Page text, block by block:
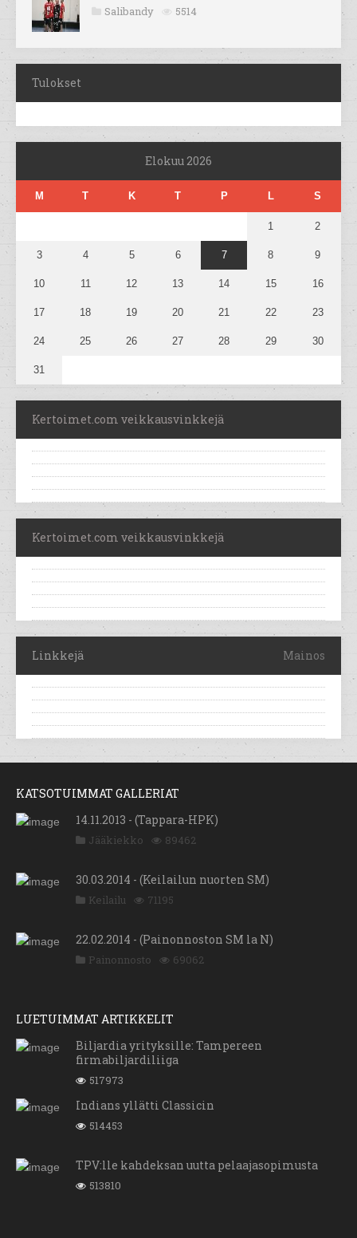
Salibandy 5514
Tulokset
Elokuu 2026
M T K T P L S
1 2
3 4 5 6 7 8 9
10 11 12 13 14 15 16
17 18 19 20 21 22 23
24 25 26 27 28 29 30
31
Kertoimet.com veikkausvinkkejä
Kertoimet.com veikkausvinkkejä
Linkkejä Mainos
KATSOTUIMMAT GALLERIAT
14.11.2013 - (Tappara-HPK)
Jääkiekko 89462
30.03.2014 - (Keilailun nuorten SM)
Keilailu 71195
22.02.2014 - (Painonnoston SM la N)
Painonnosto 69062
LUETUIMMAT ARTIKKELIT
Biljardia yrityksille: Tampereen
firmabiljardiliiga
517973
Indians yllätti Classicin
514453
TPV:lle kahdeksan uutta pelaajasopimusta
513810